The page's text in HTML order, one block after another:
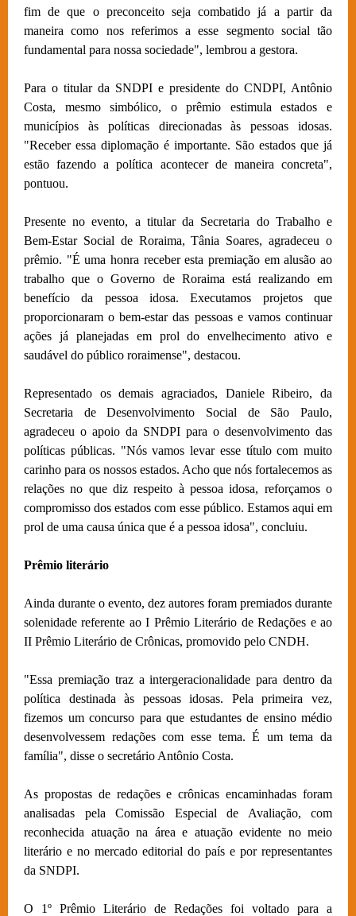
fim de que o preconceito seja combatido já a partir da
maneira como nos referimos a esse segmento social tão
fundamental para nossa sociedade", lembrou a gestora.
Para o titular da SNDPI e presidente do CNDPI, Antônio
Costa, mesmo simbólico, o prêmio estimula estados e
municípios às políticas direcionadas às pessoas idosas.
"Receber essa diplomação é importante. São estados que já
estão fazendo a política acontecer de maneira concreta",
pontuou.
Presente no evento, a titular da Secretaria do Trabalho e
Bem-Estar Social de Roraima, Tânia Soares, agradeceu o
prêmio. "É uma honra receber esta premiação em alusão ao
trabalho que o Governo de Roraima está realizando em
benefício da pessoa idosa. Executamos projetos que
proporcionaram o bem-estar das pessoas e vamos continuar
ações já planejadas em prol do envelhecimento ativo e
saudável do público roraimense", destacou.
Representado os demais agraciados, Daniele Ribeiro, da
Secretaria de Desenvolvimento Social de São Paulo,
agradeceu o apoio da SNDPI para o desenvolvimento das
políticas públicas. "Nós vamos levar esse título com muito
carinho para os nossos estados. Acho que nós fortalecemos as
relações no que diz respeito à pessoa idosa, reforçamos o
compromisso dos estados com esse público. Estamos aqui em
prol de uma causa única que é a pessoa idosa", concluiu.
Prêmio literário
Ainda durante o evento, dez autores foram premiados durante
solenidade referente ao I Prêmio Literário de Redações e ao
II Prêmio Literário de Crônicas, promovido pelo CNDH.
"Essa premiação traz a intergeracionalidade para dentro da
política destinada às pessoas idosas. Pela primeira vez,
fizemos um concurso para que estudantes de ensino médio
desenvolvessem redações com esse tema. É um tema da
família", disse o secretário Antônio Costa.
As propostas de redações e crônicas encaminhadas foram
analisadas pela Comissão Especial de Avaliação, com
reconhecida atuação na área e atuação evidente no meio
literário e no mercado editorial do país e por representantes
da SNDPI.
O 1º Prêmio Literário de Redações foi voltado para a